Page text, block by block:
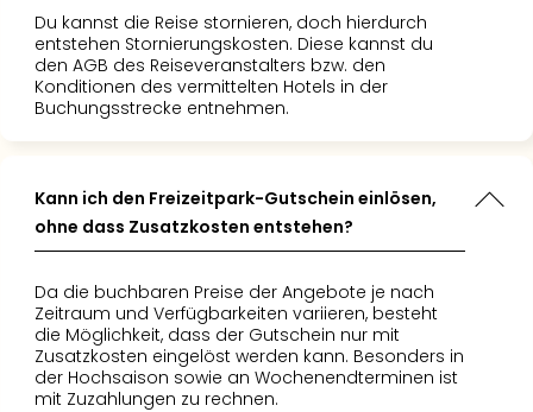
Du kannst die Reise stornieren, doch hierdurch
entstehen Stornierungskosten. Diese kannst du
den AGB des Reiseveranstalters bzw. den
Konditionen des vermittelten Hotels in der
Buchungsstrecke entnehmen.
Kann ich den Freizeitpark-Gutschein einlösen,
ohne dass Zusatzkosten entstehen?
Da die buchbaren Preise der Angebote je nach
Zeitraum und Verfügbarkeiten variieren, besteht
die Möglichkeit, dass der Gutschein nur mit
Zusatzkosten eingelöst werden kann. Besonders in
der Hochsaison sowie an Wochenendterminen ist
mit Zuzahlungen zu rechnen.